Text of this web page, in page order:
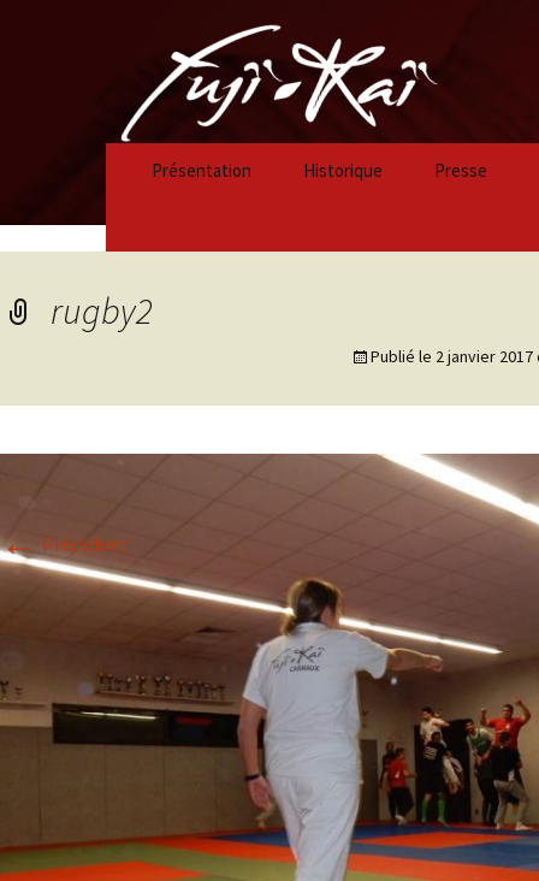
Présentation Historique
Historique 2018/2019
Historique 2016-2017
Historique 2015-2016
Presse
rugby2
Publié le 2 janvier 2017
← Précédent